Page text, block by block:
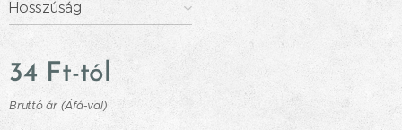
Hosszúság
34 Ft-tól
Bruttó ár (Áfá-val)